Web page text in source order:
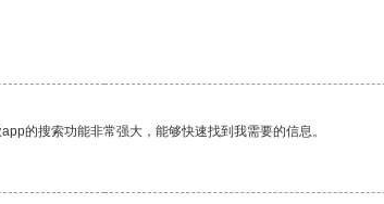
的搜索功能非常强大，能够快速找到我需要的信息。